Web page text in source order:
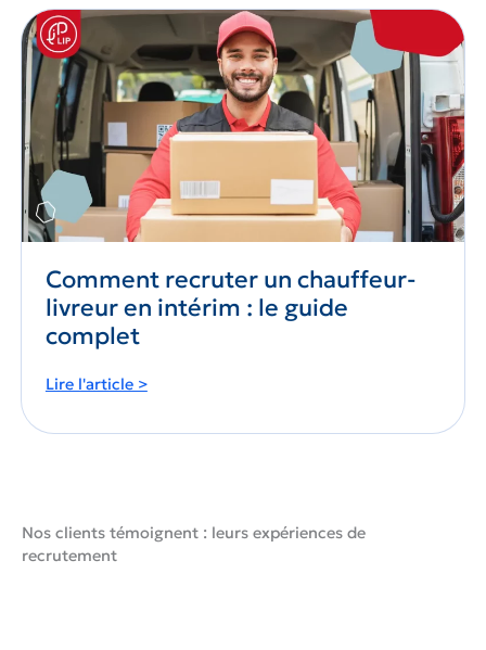
pour
l’intérim
en
logistique
avec
les
agences
du
Groupe
LIP
Comment recruter un chauffeur-
livreur en intérim : le guide
complet
Comment
un
:
le
Lire l'article >
Nos clients témoignent : leurs expériences de
recrutement